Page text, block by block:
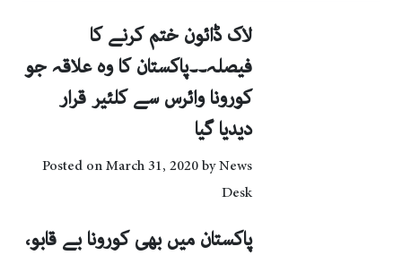
لاک ڈائون ختم کرنے کا
فیصلہ۔۔پاکستان کا وہ علاقہ جو
کورونا وائرس سے کلئیر قرار
دیدیا گیا
Posted onMarch 31, 2020byNews
Desk
پاکستان میں بھی کورونا بے قابو،